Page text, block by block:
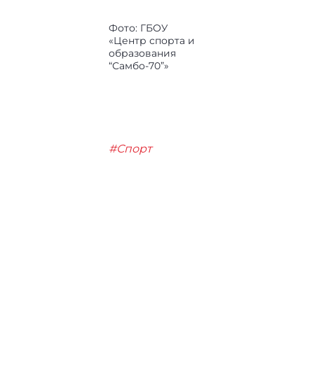
Фото: ГБОУ
«Центр спорта и
образования
“Самбо-70”»
#Спорт